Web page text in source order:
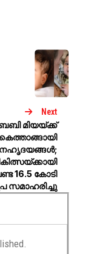
Next
മിയയ്ക്ക്
16.5 കോടി
സമാഹരിച്ചു